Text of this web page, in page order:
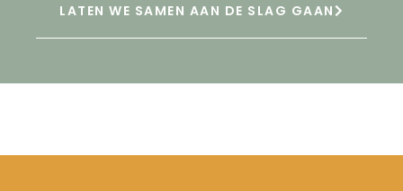
LATEN WE SAMEN AAN DE SLAG GAAN